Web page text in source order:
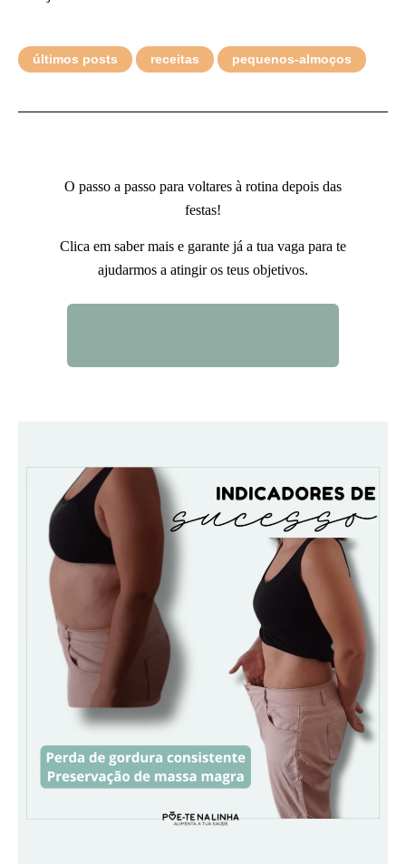
últimos posts receitas pequenos-almoços
O passo a passo para voltares à rotina depois das
festas!
Clica em saber mais e garante já a tua vaga para te
ajudarmos a atingir os teus objetivos.